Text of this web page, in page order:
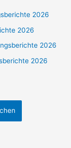
2026
2026
2026
2026